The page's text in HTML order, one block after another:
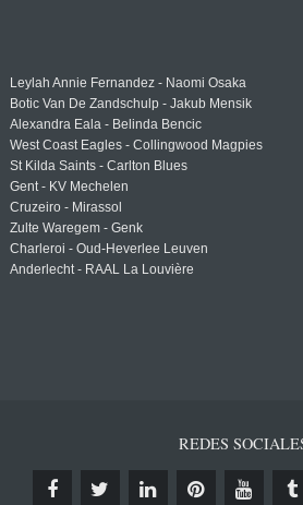
Leylah Annie Fernandez - Naomi Osaka
Botic Van De Zandschulp - Jakub Mensik
Alexandra Eala - Belinda Bencic
West Coast Eagles - Collingwood Magpies
St Kilda Saints - Carlton Blues
Gent - KV Mechelen
Cruzeiro - Mirassol
Zulte Waregem - Genk
Charleroi - Oud-Heverlee Leuven
Anderlecht - RAAL La Louvière
REDES